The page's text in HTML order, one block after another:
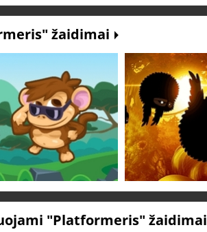
žaidimai
"Platformeris" žaidimai